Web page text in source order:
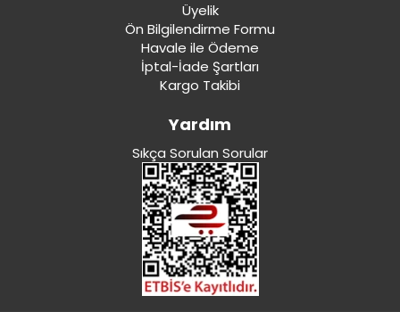
Üyelik
Ön Bilgilendirme Formu
Havale ile Ödeme
İptal-İade Şartları
Kargo Takibi
Yardım
Sıkça Sorulan Sorular